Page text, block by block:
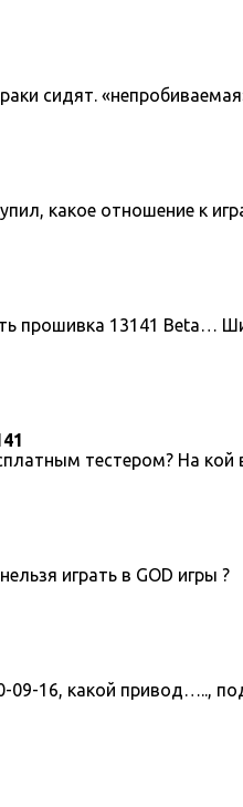
сидят.
какое отношение к
прошивка 13141 Beta…
тестером? На
играть в GOD игры ?
09-16, какой привод…..,